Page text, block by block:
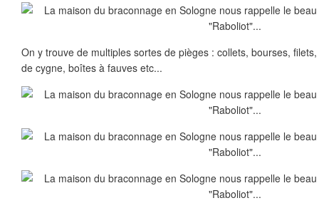
On y trouve de multiples sortes de pièges : collets, bourses,
de cygne, boîtes à fauves etc...